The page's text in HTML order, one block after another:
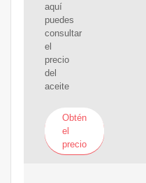
aquí
puedes
consultar
el
precio
del
aceite
Obtén
el
precio